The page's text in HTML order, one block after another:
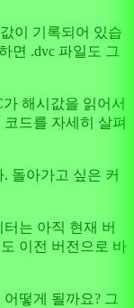
이 기록되어 있습
면 .dvc 파일도 그
해시값을 읽어서
드를 자세히 살펴
돌아가고 싶은 커
는 아직 현재 버
이전 버전으로 바
떻게 될까요? 그